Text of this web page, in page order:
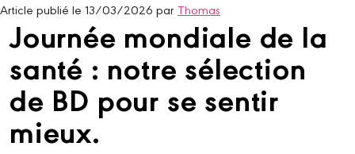
Article publié le 13/03/2026 par Thomas
Journée mondiale de la
santé : notre sélection
de BD pour se sentir
mieux.